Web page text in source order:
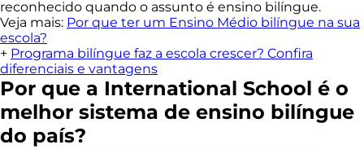
reconhecido quando o assunto é ensino bilíngue.
Veja mais: Por que ter um Ensino Médio bilíngue na sua
escola?
+ Programa bilíngue faz a escola crescer? Confira
diferenciais e vantagens
Por que a International School é o
melhor sistema de ensino bilíngue
do país?